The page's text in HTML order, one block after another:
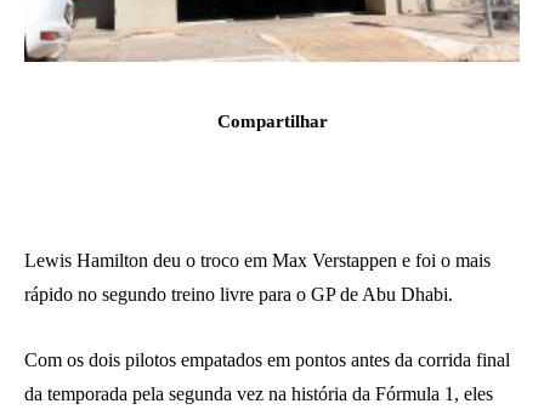
Compartilhar
Lewis Hamilton deu o troco em Max Verstappen e foi o mais
rápido no segundo treino livre para o GP de Abu Dhabi.
Com os dois pilotos empatados em pontos antes da corrida final
da temporada pela segunda vez na história da Fórmula 1, eles